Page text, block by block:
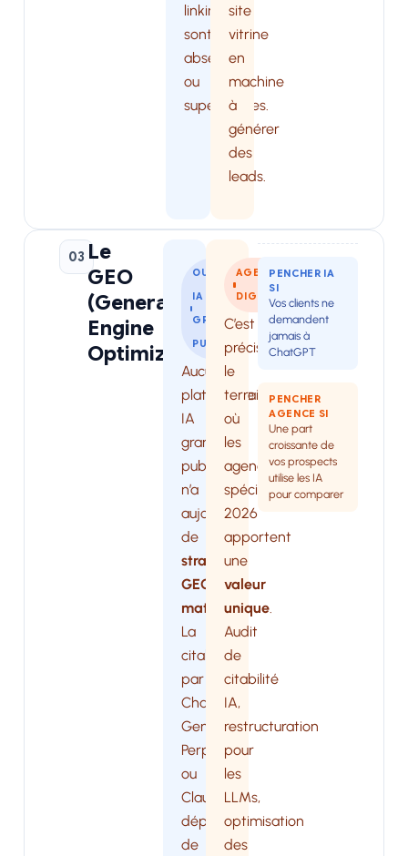
linking)
sont
absentes
ou
superficielles.
site
vitrine
en
machine
à
générer
des
leads.
03 Le
GEO
(Generative
Engine
Optimization)
OUTIL
IA
GRAND
PUBLIC
Aucune
plateforme
IA
grand
public
n’a
aujourd’hui
de
stratégie
GEO
mature.
La
citabilité
par
ChatGPT,
Gemini,
Perplexity
ou
Claude
dépend
de
AGENCE
DIGITALE
C’est
précisément
le
terrain
où
les
agences
spécialisées
2026
apportent
une
valeur
unique.
Audit
de
citabilité
IA,
restructuration
pour
les
LLMs,
optimisation
des
PENCHER IA
SI
Vos clients ne
demandent
jamais à
ChatGPT
PENCHER
AGENCE SI
Une part
croissante de
vos prospects
utilise les IA
pour comparer